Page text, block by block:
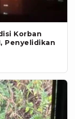
Korban
Penyelidikan